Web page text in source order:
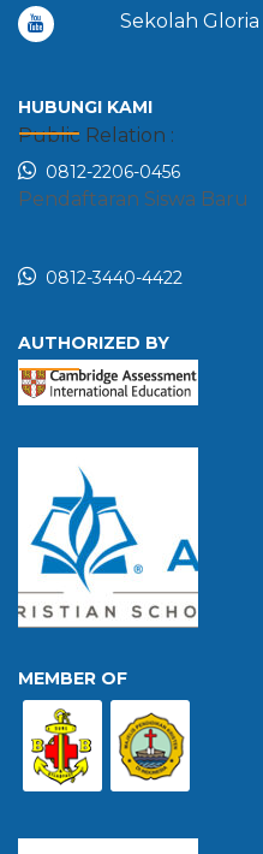
Sekolah Gloria
HUBUNGI KAMI
Public Relation :
0812-2206-0456
Pendaftaran Siswa Baru
0812-3440-4422
AUTHORIZED BY
MEMBER OF